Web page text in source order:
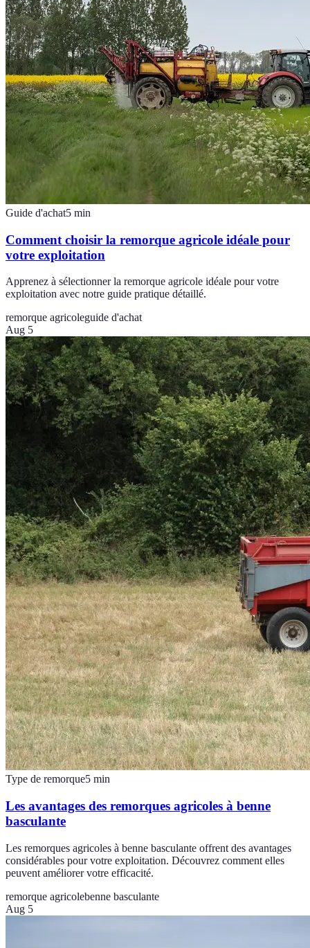
Guide d'achat5 min
Comment choisir la remorque agricole idéale pour
votre exploitation
Apprenez à sélectionner la remorque agricole idéale pour votre
exploitation avec notre guide pratique détaillé.
remorque agricoleguide d'achat
Aug 5
Type de remorque5 min
Les avantages des remorques agricoles à benne
basculante
Les remorques agricoles à benne basculante offrent des avantages
considérables pour votre exploitation. Découvrez comment elles
peuvent améliorer votre efficacité.
remorque agricolebenne basculante
Aug 5